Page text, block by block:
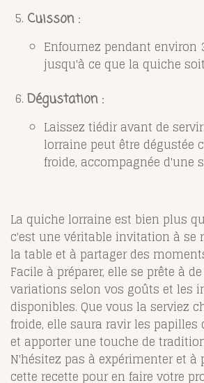
Cuisson:
Enfournez pendant environ
jusqu'à ce que la quiche
Dégustation:
Laissez tiédir avant de
lorraine peut être dégustée
froide, accompagnée d'une
La quiche lorraine est bien plus
c'est une véritable invitation à se
la table et à partager des
Facile à préparer, elle se prête à
variations selon vos goûts et les
disponibles. Que vous la serviez
froide, elle saura ravir les papilles
et apporter une touche de
N'hésitez pas à expérimenter et à
cette recette pour en faire votre